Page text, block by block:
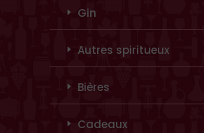
Gin
Autres spiritueux
Bières
Cadeaux